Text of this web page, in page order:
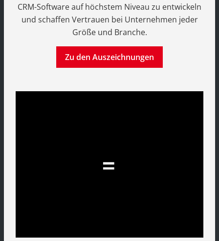
CRM-Software auf höchstem Niveau zu entwickeln
und schaffen Vertrauen bei Unternehmen jeder
Größe und Branche.
Zu den Auszeichnungen